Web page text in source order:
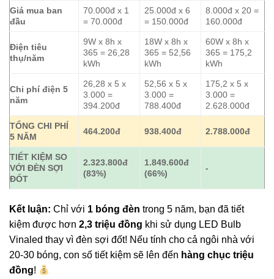
Giá mua ban
đầu
70.000đ x 1
= 70.000đ
25.000đ x 6
= 150.000đ
8.000đ x 20 =
160.000đ
Điện tiêu
thụ/năm
9W x 8h x
365 = 26,28
kWh
18W x 8h x
365 = 52,56
kWh
60W x 8h x
365 = 175,2
kWh
Chi phí điện 5
năm
26,28 x 5 x
3.000 =
394.200đ
52,56 x 5 x
3.000 =
788.400đ
175,2 x 5 x
3.000 =
2.628.000đ
TỔNG CHI PHÍ
5 NĂM
464.200đ 938.400đ 2.788.000đ
TIẾT KIỆM SO
VỚI ĐÈN SỢI
ĐỐT
2.323.800đ
(83%)
1.849.600đ
(66%)
-
Kết luận: Chỉ với 1 bóng đèn trong 5 năm, bạn đã tiết
kiệm được hơn 2,3 triệu đồng khi sử dụng LED Bulb
Vinaled thay vì đèn sợi đốt! Nếu tính cho cả ngôi nhà với
20-30 bóng, con số tiết kiệm sẽ lên đến hàng chục triệu
đồng!